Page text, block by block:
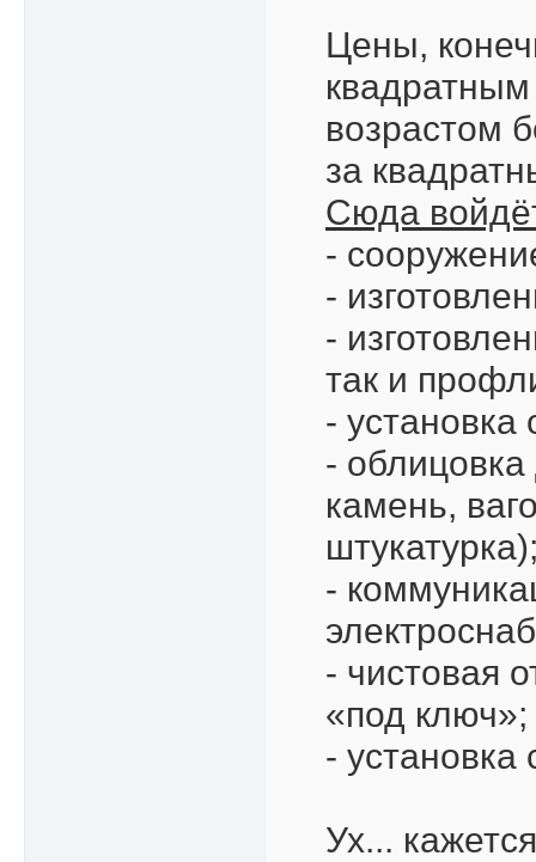
Цены,
возрастом
за
Сюда
-
-
-
так и
- установка
- облицовка
камень,
-
- чистовая
«под ключ»;
- установка
Ух...